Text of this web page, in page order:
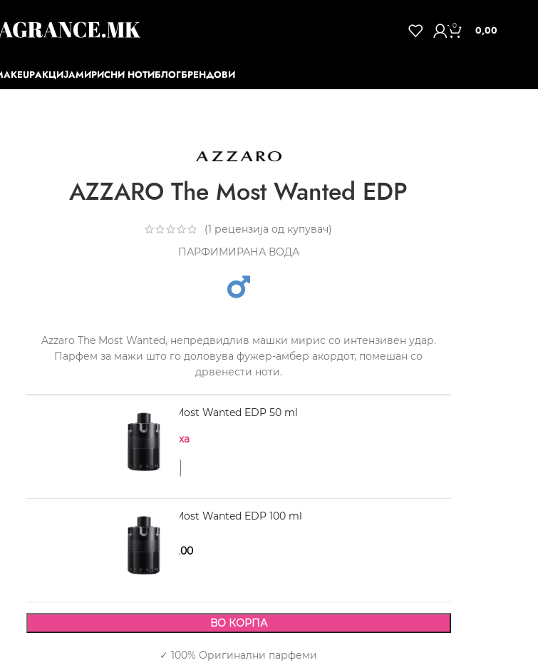
0 0,00
АКЦИЈАМИРИСНИ НОТИБЛОГБРЕНДОВИ
AZZARO The Most Wanted EDP
(1 рецензија од купувач)
ПАРФИМИРАНА ВОДА
Azzaro The Most Wanted, непредвидлив машки мирис со интензивен удар.
Парфем за мажи што го доловува фужер-амбер акордот, помешан со
дрвенести ноти.
AZZARO The Most Wanted EDP 50 ml
Нема на залиха
AZZARO The Most Wanted EDP 100 ml
6.080,004.730,00
ВО КОРПА
✓ 100% Оригинални парфеми